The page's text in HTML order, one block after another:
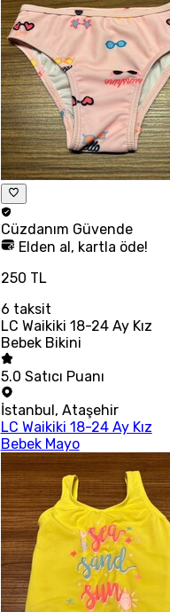
Cüzdanım Güvende
Elden al, kartla öde!
250 TL
6 taksit
LC Waikiki 18-24 Ay Kız
Bebek Bikini
5.0 Satıcı Puanı
İstanbul, Ataşehir
LC Waikiki 18-24 Ay Kız
Bebek Mayo